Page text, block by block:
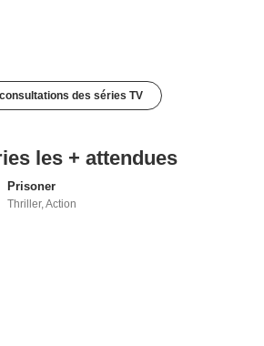
des séries TV
les + attendues
Prisoner
Thriller,Action